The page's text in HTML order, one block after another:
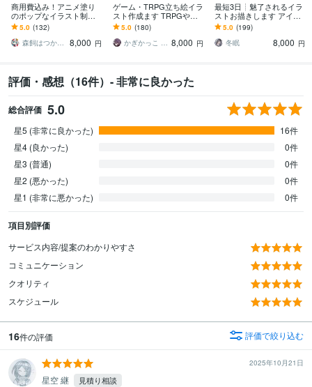
商用費込み！アニメ塗り
のポップなイラスト制作
します 配信、動画、SN
S、IRIAMやグッズに！幅
広く対応
5.0 (132)
森飼はつか／ｲﾗｽﾄﾚｰﾀｰ
8,000 円
ゲーム・TRPG立ち絵イラ
スト作成ます TRPGやゲ
ームで使えるキャラクタ
ー立ち絵の制作をいたし
ます
5.0 (180)
かぎかっこ るど 8,000 円
最短3日┊︎魅了されるイラ
ストお描きします アイコ
ン,サムネ,挿絵,立ち絵など
貴方だけの美男子美少女
を。
5.0 (199)
冬眠 ︎︎
8,000 円
評価・感想（16件）- 非常に良かった
総合評価 5.0
星5 (非常に良かった)
16件
星4 (良かった)
0件
星3 (普通)
0件
星2 (悪かった)
0件
星1 (非常に悪かった)
0件
項目別評価
サービス内容/提案のわかりやすさ
コミュニケーション
クオリティ
スケジュール
16件の評価 評価で絞り込む
2025年10月21日
星空 継 見積り相談